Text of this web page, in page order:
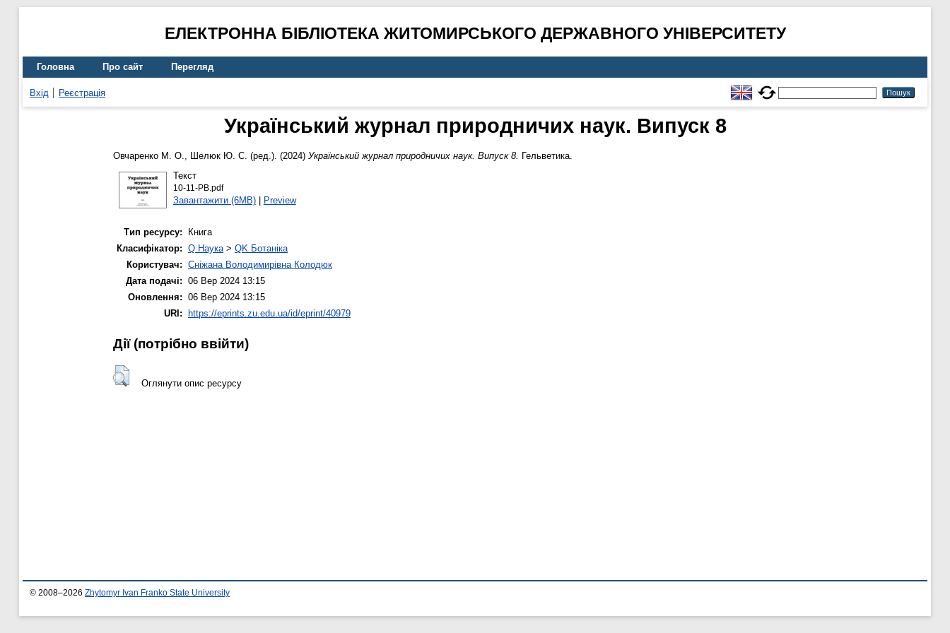
ЕЛЕКТРОННА БІБЛІОТЕКА ЖИТОМИРСЬКОГО ДЕРЖАВНОГО УНІВЕРСИТЕТУ
Головна Про сайт Перегляд
Вхід Реєстрація
Український журнал природничих наук. Випуск 8
Овчаренко М. О., Шелюк Ю. С. (ред.). (2024) Український журнал природничих наук. Випуск 8. Гельветика.
Текст
10-11-PB.pdf
Завантажити (6MB)| Preview
Тип ресурсу:
Книга
Класифікатор: Q Наука> QK Ботаніка
Користувач: Сніжана Володимирівна Колодюк
Дата подачі: 06 Вер 2024 13:15
Оновлення: 06 Вер 2024 13:15
URI:
https://eprints.zu.edu.ua/id/eprint/40979
Дії ​​(потрібно ввійти)
Оглянути опис ресурсу
© 2008–2026 Zhytomyr Ivan Franko State University